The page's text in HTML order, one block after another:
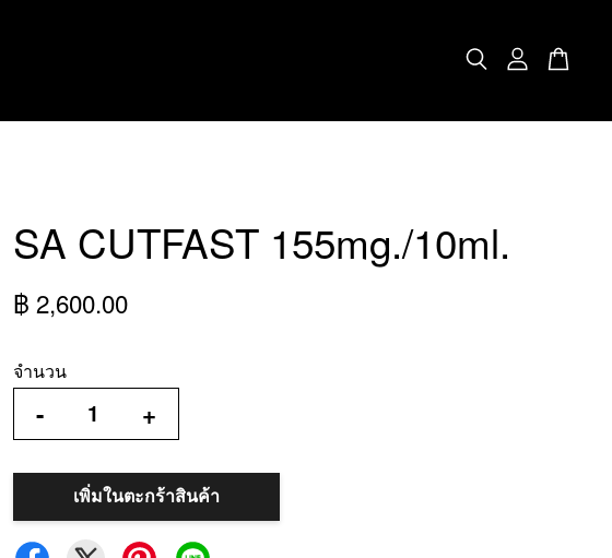
SA CUTFAST 155mg./10ml.
฿ 2,600.00
จำนวน
- +
เพิ่มในตะกร้าสินค้า